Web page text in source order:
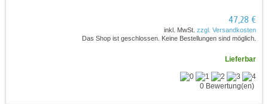
47,28 €
inkl. MwSt. zzgl. Versandkosten
Das Shop ist geschlossen. Keine Bestellungen sind möglich.
Lieferbar
0 Bewertung(en)